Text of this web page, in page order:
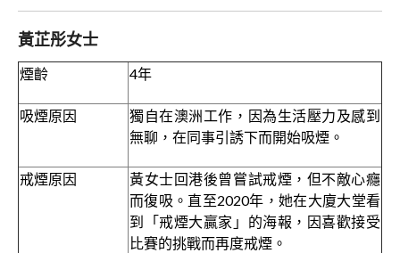
黃芷彤女士
煙齡 4年
吸煙原因
獨自在澳洲工作，因為生活壓力及感到
無聊，在同事引誘下而開始吸煙。
戒煙原因
黃女士回港後曾嘗試戒煙，但不敵心癮
而復吸。直至2020年，她在大廈大堂看
到「戒煙大贏家」的海報，因喜歡接受
比賽的挑戰而再度戒煙。